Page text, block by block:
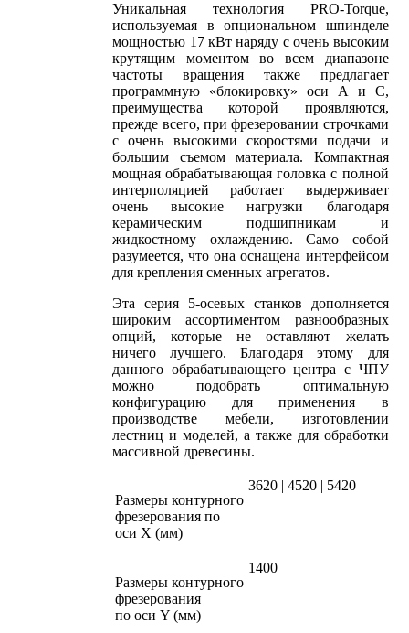
Уникальная технология PRO-Torque,
используемая в опциональном шпинделе
мощностью 17 кВт наряду с очень высоким
крутящим моментом во всем диапазоне
частоты вращения также предлагает
программную «блокировку» оси A и C,
преимущества которой проявляются,
прежде всего, при фрезеровании строчками
с очень высокими скоростями подачи и
большим съемом материала. Компактная
мощная обрабатывающая головка с полной
интерполяцией работает выдерживает
очень высокие нагрузки благодаря
керамическим подшипникам и
жидкостному охлаждению. Само собой
разумеется, что она оснащена интерфейсом
для крепления сменных агрегатов.
Эта серия 5-осевых станков дополняется
широким ассортиментом разнообразных
опций, которые не оставляют желать
ничего лучшего. Благодаря этому для
данного обрабатывающего центра с ЧПУ
можно подобрать оптимальную
конфигурацию для применения в
производстве мебели, изготовлении
лестниц и моделей, а также для обработки
массивной древесины.
Размеры контурного
фрезерования по
оси X (мм)
3620 | 4520 | 5420
Размеры контурного
фрезерования
по оси Y (мм)
1400